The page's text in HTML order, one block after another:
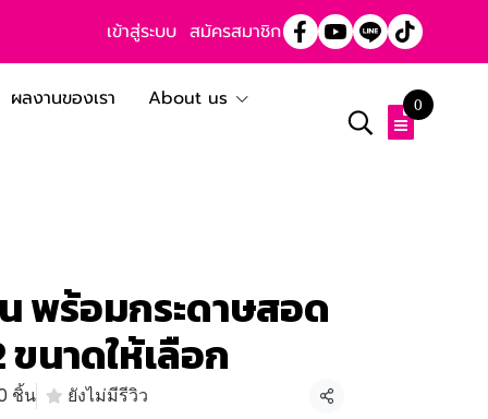
เข้าสู่ระบบ สมัครสมาชิก
ผลงานของเรา About us 0
พร้อมกระดาษสอด
นาดให้เลือก
ชิ้น ยังไม่มีรีวิว แชร์